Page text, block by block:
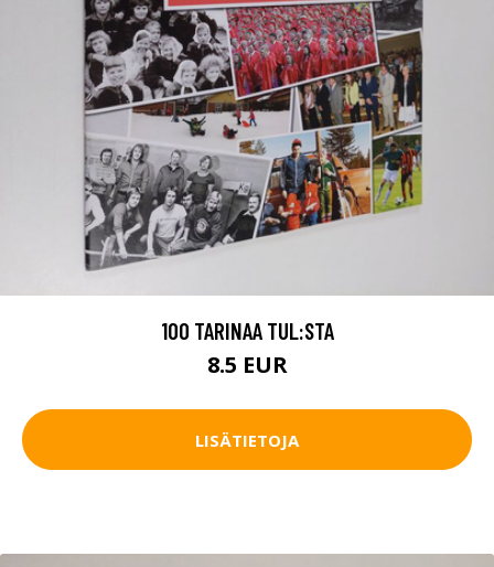
100 TARINAA TUL:STA
8.5 EUR
LISÄTIETOJA